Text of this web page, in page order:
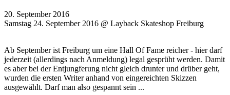
20. September 2016
Samstag 24. September 2016 @ Layback Skateshop Freiburg
Ab September ist Freiburg um eine Hall Of Fame reicher - hier darf
jederzeit (allerdings nach Anmeldung) legal gesprüht werden. Damit
es aber bei der Entjungferung nicht gleich drunter und drüber geht,
wurden die ersten Writeranhand von eingereichten Skizzen
ausgewählt. Darf man also gespannt sein ...